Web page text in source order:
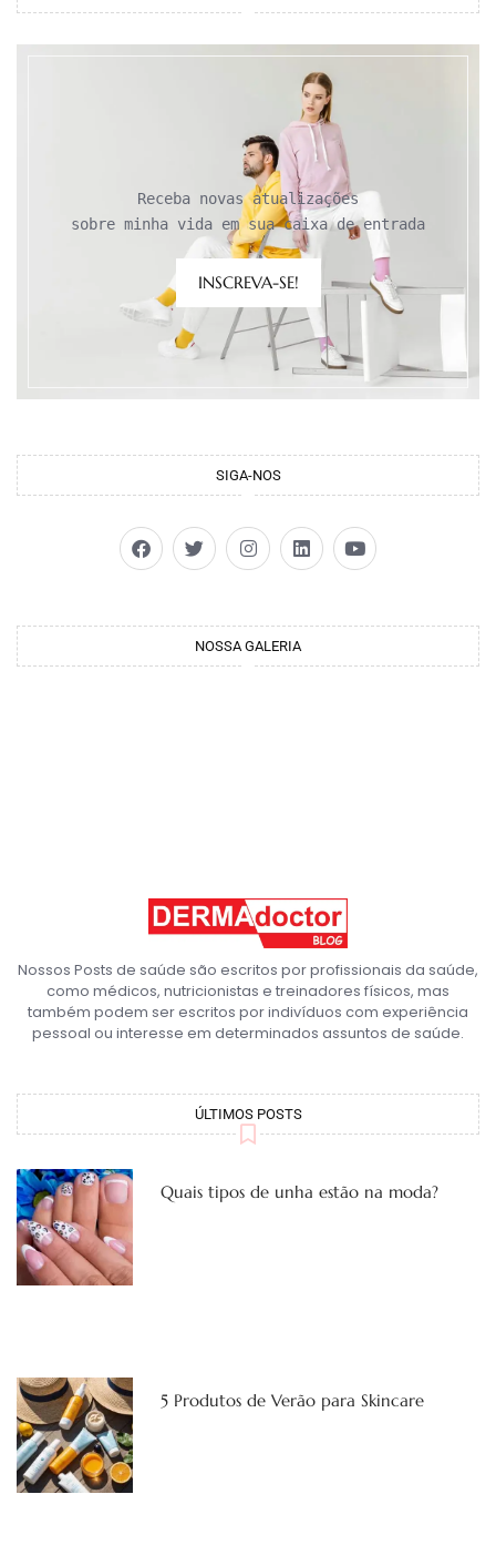
Receba novas atualizações
sobre minha vida em sua caixa de entrada
INSCREVA-SE!
SIGA-NOS
NOSSA GALERIA
Nossos Posts de saúde são escritos por profissionais da saúde,
como médicos, nutricionistas e treinadores físicos, mas
também podem ser escritos por indivíduos com experiência
pessoal ou interesse em determinados assuntos de saúde.
ÚLTIMOS POSTS
Quais tipos de unha estão na moda?
5 Produtos de Verão para Skincare